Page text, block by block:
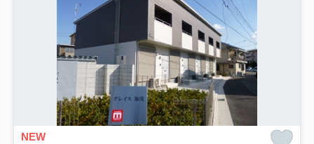
NEW